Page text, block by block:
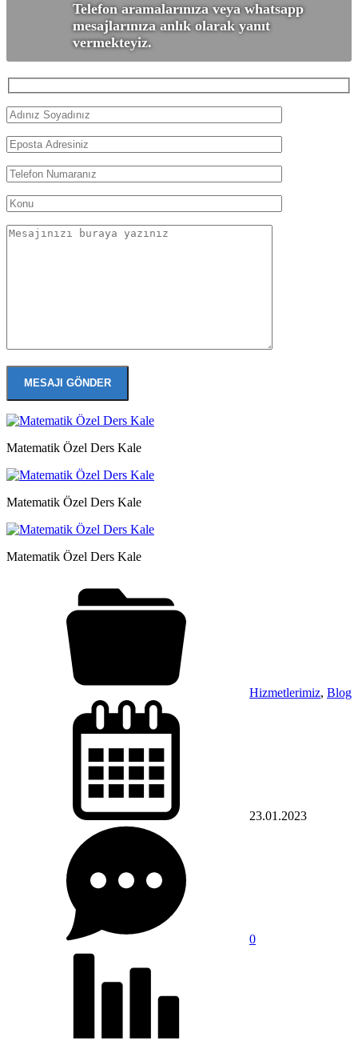
Telefon aramalarınıza veya whatsapp
mesajlarınıza anlık olarak yanıt
vermekteyiz.
Matematik Özel Ders Kale
Matematik Özel Ders Kale
Matematik Özel Ders Kale
Hizmetlerimiz, Blog
23.01.2023
0